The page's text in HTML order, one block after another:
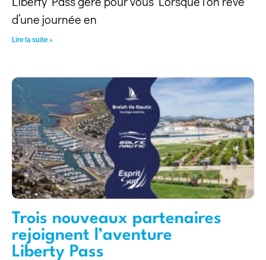
d’une journée en
Lire la suite »
Trois nouveaux partenaires
rejoignent l’aventure
Liberty Pass